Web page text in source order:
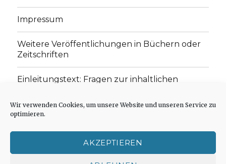
Wir verwenden Cookies, um unsere Website und unseren Service zu
optimieren.
AKZEPTIEREN
Impressum
Weitere Veröffentlichungen in Büchern oder
Zeitschriften
Einleitungstext: Fragen zur inhaltlichen
„schwachen Glaubens“
Cookie-Richtlinie (EU)